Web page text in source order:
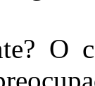
O